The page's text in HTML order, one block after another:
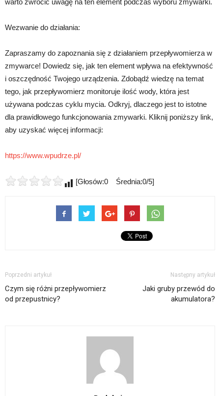
warto zwrócić uwagę na ten element podczas wyboru zmywarki.
Wezwanie do działania:
Zapraszamy do zapoznania się z działaniem przepływomierza w
zmywarce! Dowiedz się, jak ten element wpływa na efektywność
i oszczędność Twojego urządzenia. Zdobądź wiedzę na temat
tego, jak przepływomierz monitoruje ilość wody, która jest
używana podczas cyklu mycia. Odkryj, dlaczego jest to istotne
dla prawidłowego funkcjonowania zmywarki. Kliknij poniższy link,
aby uzyskać więcej informacji:
https://www.wpudrze.pl/
[Głosów:0 Średnia:0/5]
Poprzedni artykuł
Czym się różni przepływomierz
od przepustnicy?
Następny artykuł
Jaki gruby przewód do
akumulatora?